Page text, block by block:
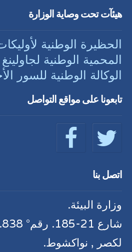
هيئآت تحت وصاية الوزارة
الحظيرة الوطنية
المحمية الوطنية لجاولينغ
الوكالة الوطنية للسور
تابعونا على مواقع التواصل
اتصل بنا
وزارة البيئة.
شارع 21-185. رقم° 838.
لكصر , نواكشوط.